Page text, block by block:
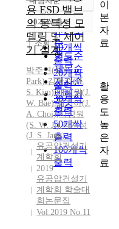
정확도
순
인기도
순
연도순
제목순
저자순
발행기
관순
내림차순
10개씩 출력
10개씩
출력
20개씩
출력
30개씩
출력
50개씩
출력
100개씩
출력
조회
용 ESD 밸브
의 동특성 모
델링 및 제어
기 설계
박주연(J. Y.
Park),김학수(H.
S. Kim),배지원(J.
W. Bae),최지아(J.
A. Choi),지상원
(S. W. Ji),장지성
(J. S. Jang)
유공압건설기
계학회
2019
유공압건설기
계학회 학술대
회논문집
Vol.2019 No.11
이
본
자
료
활
용
도
높
은
자
료